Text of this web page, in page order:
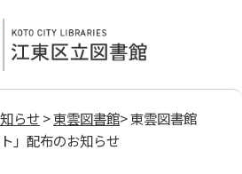
らせ>東雲図書館> 東雲図書館
」配布のお知らせ